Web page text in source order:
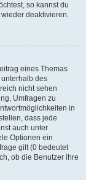
so kannst du
deaktivieren.
eines Themas
unterhalb des
nicht sehen
Umfragen zu
in
dass jede
auch unter
Optionen ein
gilt (0 bedeutet
ob die Benutzer ihre